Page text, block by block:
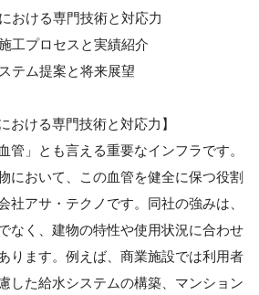
おける専門技術と対応力
工プロセスと実績紹介
テム提案と将来展望
おける専門技術と対応力】
管」とも言える重要なインフラです。
において、この血管を健全に保つ役割
社アサ・テクノです。同社の強みは、
なく、建物の特性や使用状況に合わせ
ります。例えば、商業施設では利用者
した給水システムの構築、マンション